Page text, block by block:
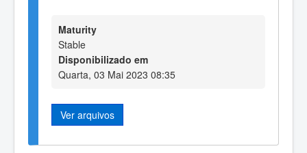
Maturity
Stable
Disponibilizado em
Quarta, 03 Mai 2023 08:35
Ver arquivos